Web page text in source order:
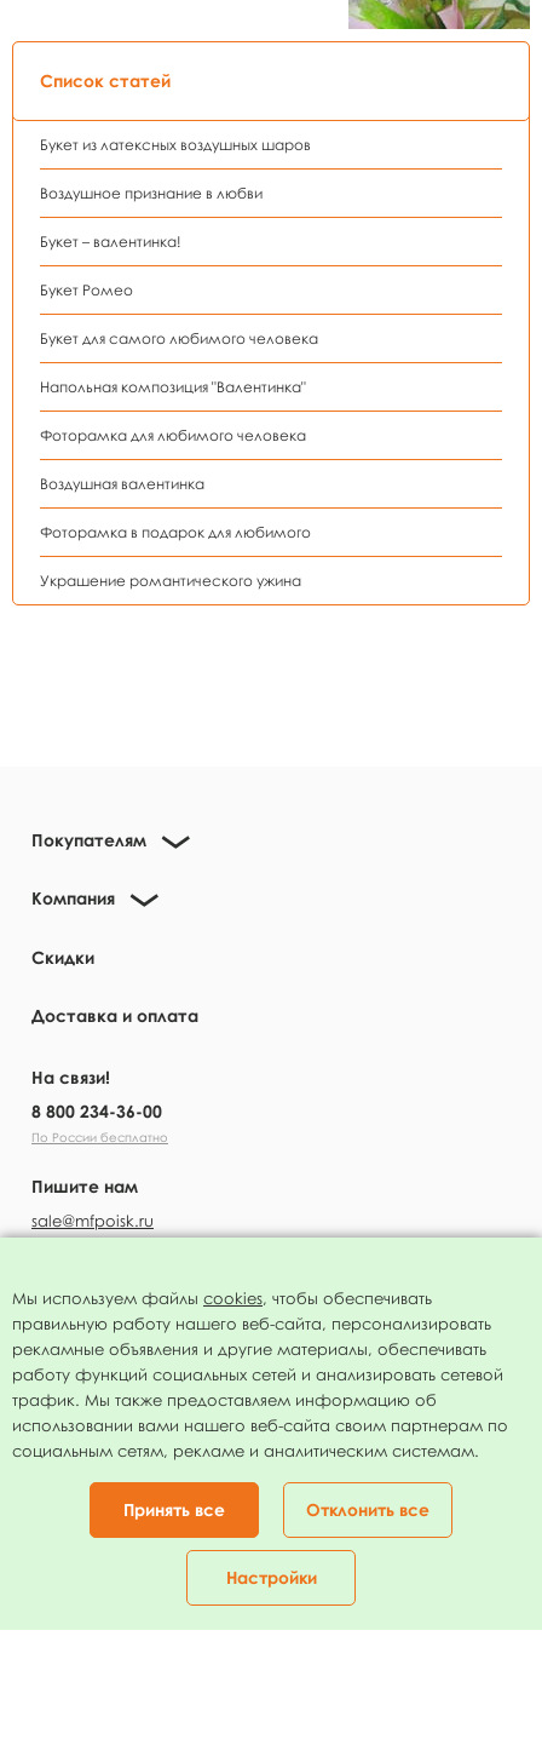
Корзина
Список статей
Букет из латексных воздушных шаров
Воздушное признание в любви
Букет – валентинка!
Букет Ромео
Букет для самого любимого человека
Напольная композиция "Валентинка"
Фоторамка для любимого человека
Воздушная валентинка
Фоторамка в подарок для любимого
Украшение романтического ужина
Покупателям
Компания
Скидки
Доставка и оплата
На связи!
8 800 234-36-00
По России бесплатно
Пишите нам
sale@mfpoisk.ru
УЗНАВАЙТЕ ПЕРВЫМИ О НОВОСТЯХ
Нажимая на кнопку я соглашаюсь с
политикой конфиденциальности
Присоединяйтесь!
Мы используем файлы cookies, чтобы обеспечивать
правильную работу нашего веб-сайта, персонализировать
рекламные объявления и другие материалы, обеспечивать
работу функций социальных сетей и анализировать сетевой
трафик. Мы также предоставляем информацию об
использовании вами нашего веб-сайта своим партнерам по
социальным сетям, рекламе и аналитическим системам.
Принять все Отклонить все
Настройки